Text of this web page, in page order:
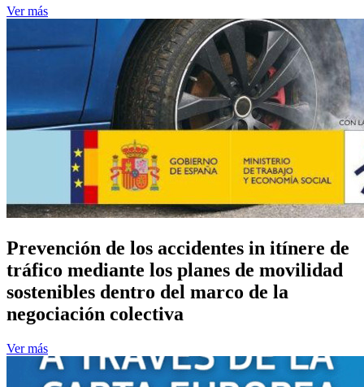
Ver más
Prevención de los accidentes in itínere de
tráfico mediante los planes de movilidad
sostenibles dentro del marco de la
negociación colectiva
Ver más